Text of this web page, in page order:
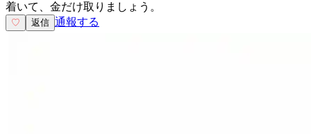
着いて、金だけ取りましょう。
♡ 返信 通報する